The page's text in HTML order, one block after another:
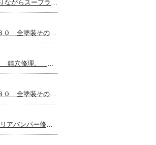
スープラをやりながらスープラ？ 自分の車どうする？ 豊田市 板金塗装
スープラ JZA８０ 全塗装その７ ラリージャパン終わっちゃった 豊田市 板金塗装
MR-２ SW２０ 錆穴修理。 ラリージャパン始まりましたね～。 豊田市 板金塗装
スープラ JZA８０ 全塗装その６ GX７１乗ろうかなぁ～(^_^) 豊田市 板金塗装
レクサス RC-Fリアバンパー修理 ブログ作成するの忘れてた～ 豊田市 板金塗装車両